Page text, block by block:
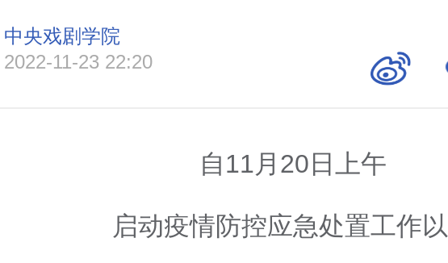
中央戏剧学院
2022-11-23 22:20
自11月20日上午
启动疫情防控应急处置工作